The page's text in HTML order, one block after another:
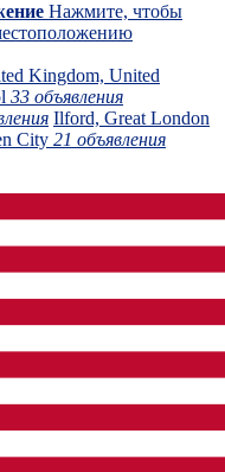
Нажмите, чтобы
Kingdom, United
33 объявления
Ilford, Great London
City 21 объявления